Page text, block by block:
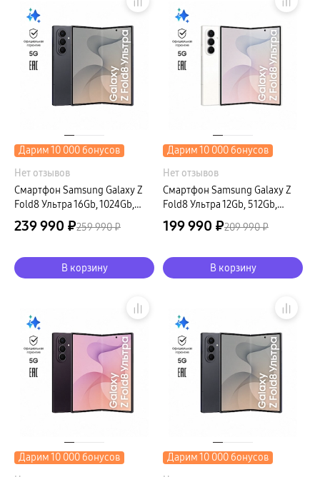
Дарим 10 000 бонусов
Нет отзывов
Смартфон Samsung Galaxy Z
Fold8 Ультра 16Gb, 1024Gb,
графитовый (РСТ)
239 990 ₽259 990 ₽
В корзину
Дарим 10 000 бонусов
Нет отзывов
Смартфон Samsung Galaxy Z
Fold8 Ультра 12Gb, 512Gb,
кремовый (РСТ)
199 990 ₽209 990 ₽
В корзину
Дарим 10 000 бонусов
Дарим 10 000 бонусов